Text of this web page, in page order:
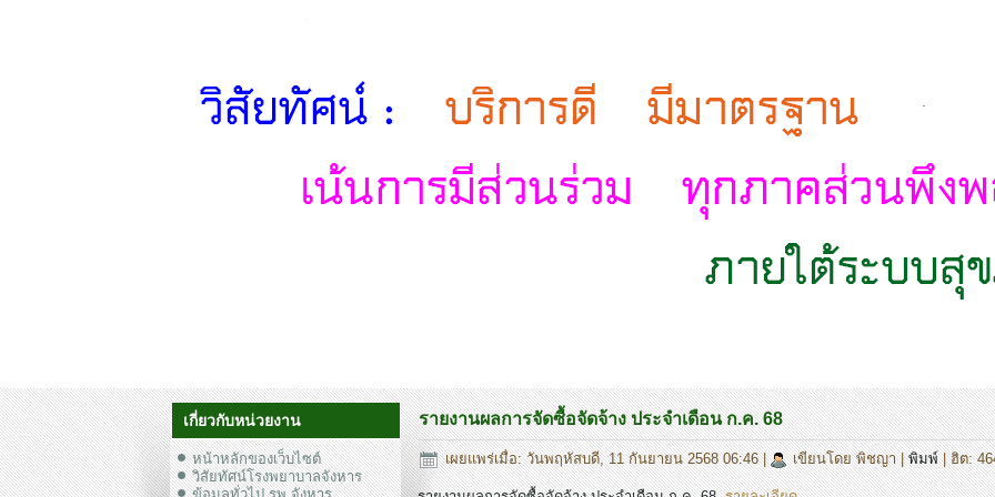
.
เกี่ยวกับหน่วยงาน
หน้าหลักของเว็บไซต์
วิสัยทัศน์โรงพยาบาลจังหาร
รายงานผลการจัดซื้อจัดจ้าง ประจำเดือน ก.ค. 68
เผยแพร่เมื่อ: วันพฤหัสบดี, 11 กันยายน 2568 06:46| เขียนโดย พิชญา|พิมพ์| ฮิต: